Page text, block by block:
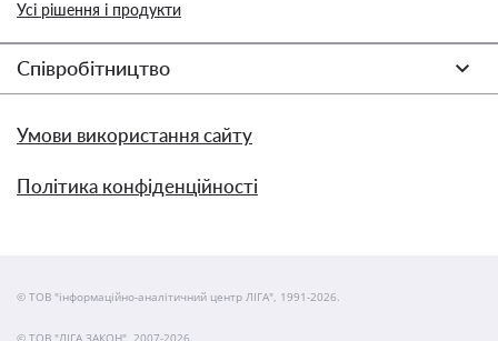
Усі рішення і продукти
Співробітництво
Умови використання сайту
Політика конфіденційності
© ТОВ "інформаційно-аналітичний центр ЛІГА", 1991-2026.
© ТОВ "ЛІГА ЗАКОН", 2007-2026.